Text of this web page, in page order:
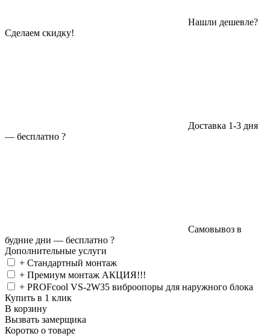
Нашли дешевле?
Сделаем скидку!
Доставка 1-3 дня
— бесплатно ?
Самовывоз в
будние дни — бесплатно ?
Дополнительные услуги
+ Стандартный монтаж
+ Премиум монтаж АКЦИЯ!!!
+ PROFcool VS-2W35 виброопоры для наружного блока
Купить в 1 клик
В корзину
Вызвать замерщика
Коротко о товаре